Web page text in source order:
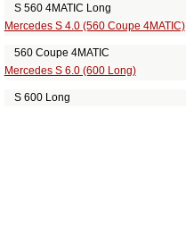
S 560 4MATIC Long
Mercedes S 4.0 (560 Coupe 4MATIC)
560 Coupe 4MATIC
Mercedes S 6.0 (600 Long)
S 600 Long